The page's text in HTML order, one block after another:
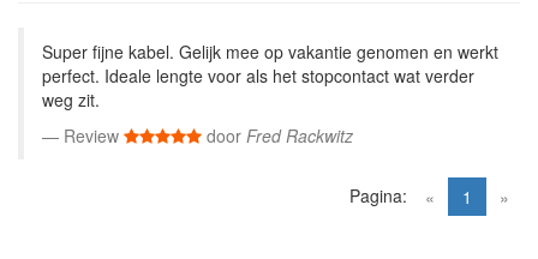
Super fijne kabel. Gelijk mee op vakantie genomen en werkt
perfect. Ideale lengte voor als het stopcontact wat verder
weg zit.
Review
door Fred Rackwitz
« 1 (current)
»
Pagina: